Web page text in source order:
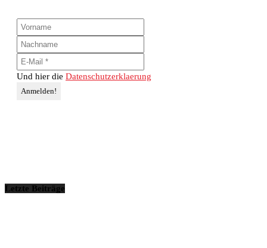
Und hier die Datenschutzerklaerung
Letzte Beiträge